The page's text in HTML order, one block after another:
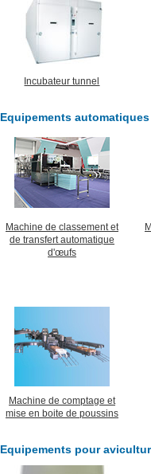
Incubateur tunnel
Equipements
Machine de classement et
de transfert automatique
d'œufs
Machine de comptage et
mise en boite de poussins
Equipements pour